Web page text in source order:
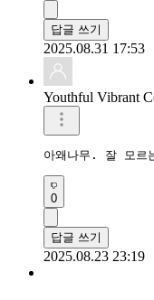
답글 쓰기
2025.08.31 17:53
Youthful Vibrant
아왜나무. 잘 모르
0
답글 쓰기
2025.08.23 23:19